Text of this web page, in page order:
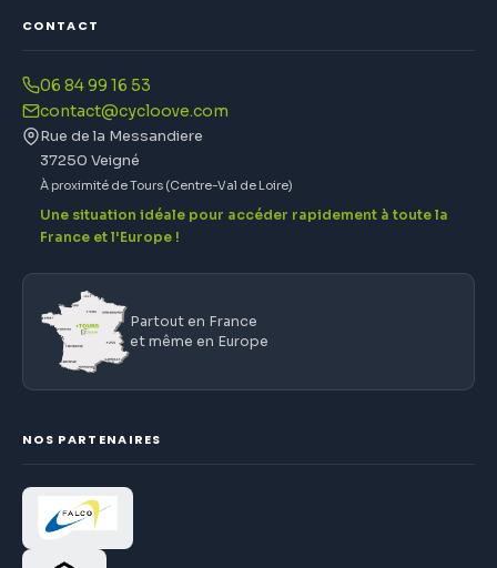
CONTACT
06 84 99 16 53
contact@cycloove.com
Rue de la Messandiere
37250 Veigné
À proximité de Tours (Centre-Val de Loire)
Une situation idéale pour accéder rapidement à toute la
France et l'Europe !
Partout en France
et même en Europe
NOS PARTENAIRES